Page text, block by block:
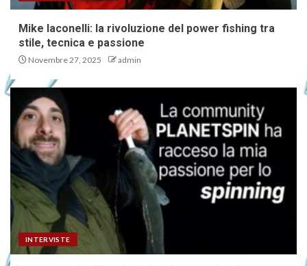
Mike Iaconelli: la rivoluzione del power fishing tra
stile, tecnica e passione
Novembre 27, 2025 admin
INTERVISTE